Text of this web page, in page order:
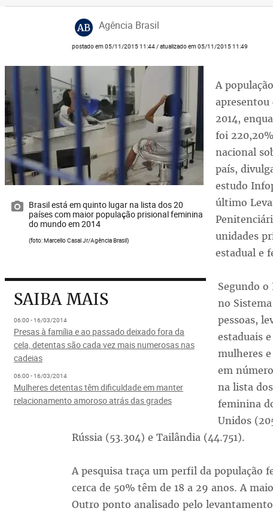
AB Agência Brasil
postado em 05/11/2015 11:44 / atualizado em 05/11/2015 11:49
Brasil está em quinto lugar na lista dos 20
países com maior população prisional feminina
do mundo em 2014
(foto: Marcello Casal Jr/Agência Brasil)
A
apresentou
2014,
foi
nacional
país,
estudo
último
unidades
estadual e
SAIBA MAIS
06:00 - 16/03/2014
Presas à família e ao passado deixado fora da
cela, detentas são cada vez mais numerosas nas
cadeias
06:00 - 16/03/2014
Mulheres detentas têm dificuldade em manter
relacionamento amoroso atrás das grades
Segundo
no
pessoas,
estaduais
mulheres
em
na lista
feminina
Unidos
Rússia (53.304) e Tailândia (44.751).
A pesquisa traça um perfil da população
cerca de 50% têm de 18 a 29 anos. A
Outro ponto analisado pelo